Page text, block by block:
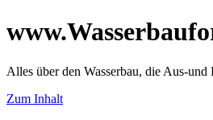
Alles über den Wasserbau, die Aus-
Zum Inhalt